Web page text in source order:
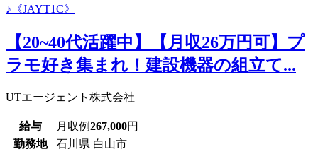
【20~40代活躍中】【月収26万円可】プ
ラモ好き集まれ！建設機器の組立て...
UTエージェント株式会社
給与 月収例267,000円
勤務地
石川県 白山市